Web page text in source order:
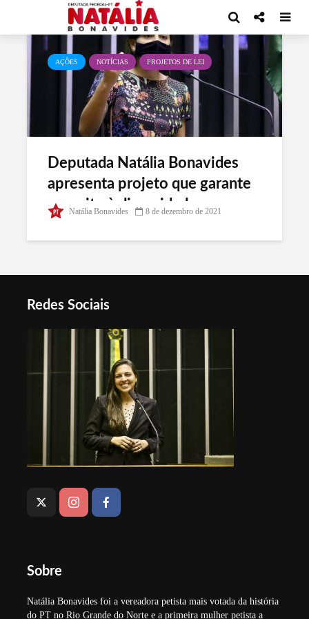
Tag - Direito à diversidade
AÇÕES NOTÍCIAS PROJETOS DE LEI
Deputada Natália Bonavides
apresenta projeto que garante
respeito à diversidade nas
Natália Bonavides 8 de dezembro de 2021
Redes Sociais
Sobre
Natália Bonavides foi a vereadora petista mais votada da história
do PT no Rio Grande do Norte e a primeira mulher petista a